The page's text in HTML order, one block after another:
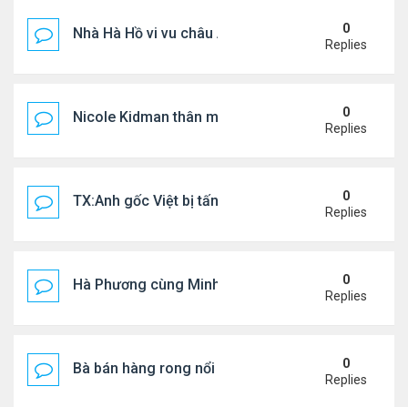
Nhà Hà Hồ vi vu châu Âu
0
Replies
Nicole Kidman thân mật bên bf doanh nhân
0
Replies
TX:Anh gốc Việt bị tấn công dã man, khó qua khỏi
0
Replies
Hà Phương cùng Minh Tuyết đi sự kiện
0
Replies
Bà bán hàng rong nổi tiếng bị tịch thu quang gánh
0
Replies